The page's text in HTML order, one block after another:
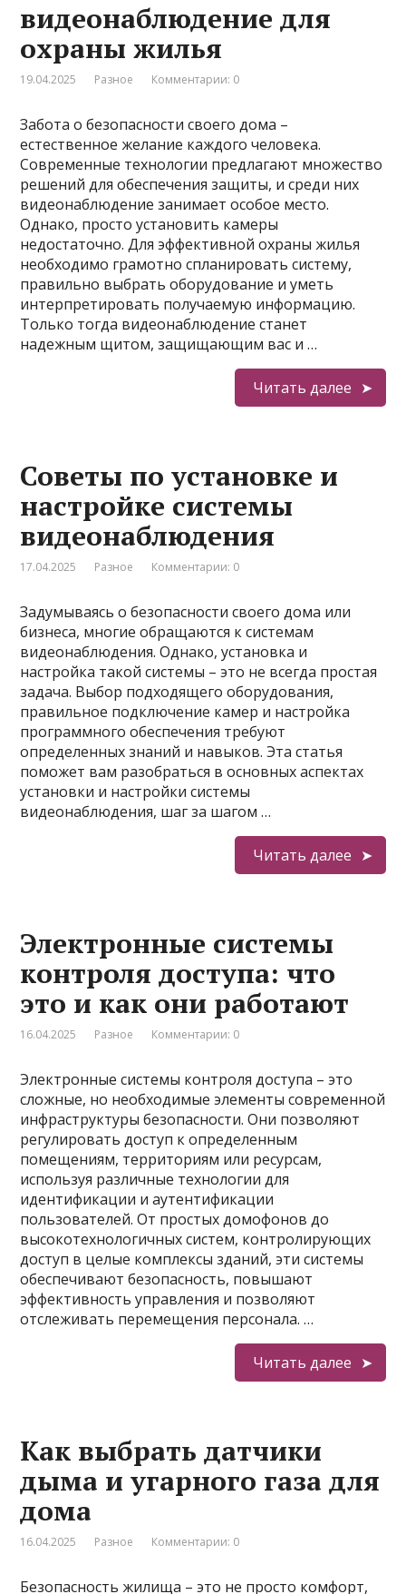
видеонаблюдение для
охраны жилья
19.04.2025 Разное Комментарии: 0
Забота о безопасности своего дома –
естественное желание каждого человека.
Современные технологии предлагают множество
решений для обеспечения защиты, и среди них
видеонаблюдение занимает особое место.
Однако, просто установить камеры
недостаточно. Для эффективной охраны жилья
необходимо грамотно спланировать систему,
правильно выбрать оборудование и уметь
интерпретировать получаемую информацию.
Только тогда видеонаблюдение станет
надежным щитом, защищающим вас и …
Читать далее
Советы по установке и
настройке системы
видеонаблюдения
17.04.2025 Разное Комментарии: 0
Задумываясь о безопасности своего дома или
бизнеса, многие обращаются к системам
видеонаблюдения. Однако, установка и
настройка такой системы – это не всегда простая
задача. Выбор подходящего оборудования,
правильное подключение камер и настройка
программного обеспечения требуют
определенных знаний и навыков. Эта статья
поможет вам разобраться в основных аспектах
установки и настройки системы
видеонаблюдения, шаг за шагом …
Читать далее
Электронные системы
контроля доступа: что
это и как они работают
16.04.2025 Разное Комментарии: 0
Электронные системы контроля доступа – это
сложные, но необходимые элементы современной
инфраструктуры безопасности. Они позволяют
регулировать доступ к определенным
помещениям, территориям или ресурсам,
используя различные технологии для
идентификации и аутентификации
пользователей. От простых домофонов до
высокотехнологичных систем, контролирующих
доступ в целые комплексы зданий, эти системы
обеспечивают безопасность, повышают
эффективность управления и позволяют
отслеживать перемещения персонала. …
Читать далее
Как выбрать датчики
дыма и угарного газа для
дома
16.04.2025 Разное Комментарии: 0
Безопасность жилища – это не просто комфорт,